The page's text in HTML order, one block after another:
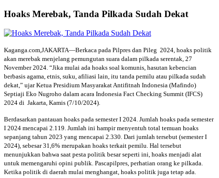
Hoaks Merebak, Tanda Pilkada Sudah Dekat
Kaganga.com,JAKARTA—Berkaca pada Pilpres dan Pileg 2024, hoaks politik
akan merebak menjelang pemungutan suara dalam pilkada serentak, 27
November 2024. “Jika mulai ada hoaks soal komunis, hasutan kebencian
berbasis agama, etnis, suku, afiliasi lain, itu tanda pemilu atau pilkada sudah
dekat,” ujar Ketua Presidium Masyarakat Antifitnah Indonesia (Mafindo)
Septiaji Eko Nugroho dalam acara Indonesia Fact Checking Summit (IFCS)
2024 di Jakarta, Kamis (7/10/2024).
Berdasarkan pantauan hoaks pada semester I 2024. Jumlah hoaks pada semester
I 2024 mencapai 2.119. Jumlah ini hampir menyentuh total temuan hoaks
sepanjang tahun 2023 yang mencapai 2.330. Dari jumlah tersebut (semester I
2024), sebesar 31,6% merupakan hoaks terkait pemilu. Hal tersebut
menunjukkan bahwa saat pesta politik besar seperti ini, hoaks menjadi alat
untuk memengaruhi opini publik. Pascapilpres, perhatian orang ke pilkada.
Ketika politik di daerah mulai menghangat, hoaks politik juga tetap ada.